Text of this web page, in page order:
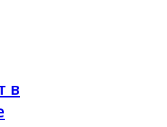
в